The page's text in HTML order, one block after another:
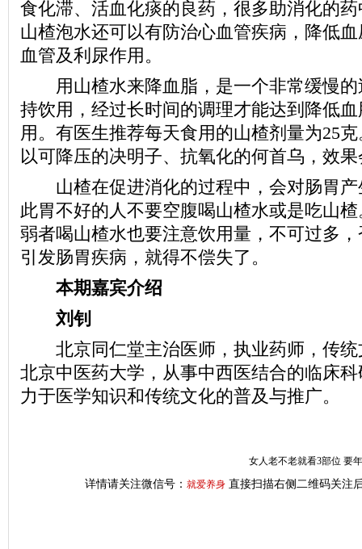
食化滞、活血化痰的良药，很多助消化的
山楂泡水还可以有防治心血管疾病，降低
血管及利尿作用。
用山楂水来降血脂，是一个非常缓慢的
持饮用，经过长时间的调理才能达到降低
用。有医生推荐每天食用的山楂剂量为25
以可降压的决明子、抗氧化的何首乌，效
山楂在促进消化的过程中，会对肠胃产
此胃不好的人不要空腹喝山楂水或是吃山
弱者喝山楂水也要注意饮用量，不可过多
引发肠胃疾病，就得不偿失了。
本期嘉宾介绍
刘钊
北京同仁堂主治医师，执业药师，传统
北京中医药大学，从事中西医结合的临床
力于医学知识和传统文化的普及与推广。
女人老不老就看3部位 要
详情请关注微信号： 就爱养身 直接扫描右侧二维码关注